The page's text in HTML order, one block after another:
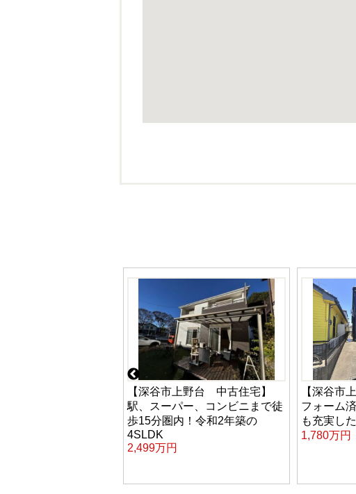
【深谷市上野台 中古住宅】
駅、スーパー、コンビニまで徒
歩15分圏内！令和2年築の
4SLDK
2,499万円
【深谷市
フォーム
も充実し
1,780万円